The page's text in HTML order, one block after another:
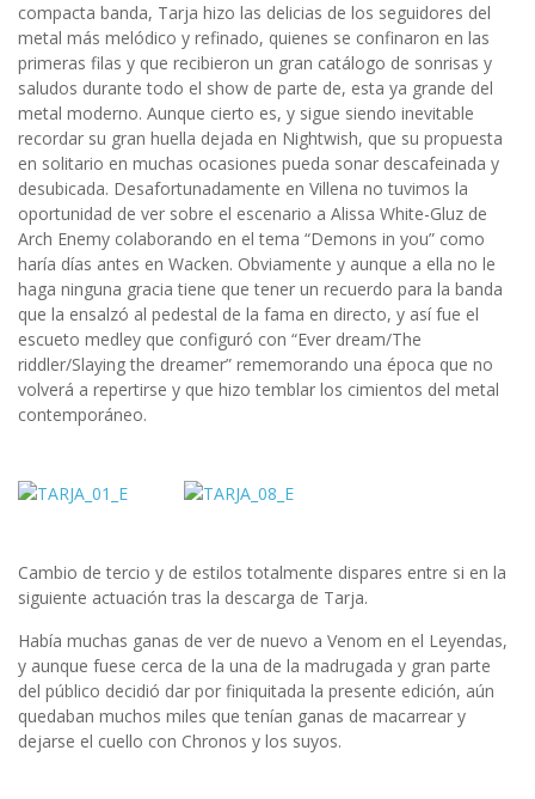
compacta banda, Tarja hizo las delicias de los seguidores del
metal más melódico y refinado, quienes se confinaron en las
primeras filas y que recibieron un gran catálogo de sonrisas y
saludos durante todo el show de parte de, esta ya grande del
metal moderno. Aunque cierto es, y sigue siendo inevitable
recordar su gran huella dejada en Nightwish, que su propuesta
en solitario en muchas ocasiones pueda sonar descafeinada y
desubicada. Desafortunadamente en Villena no tuvimos la
oportunidad de ver sobre el escenario a Alissa White-Gluz de
Arch Enemy colaborando en el tema “Demons in you” como
haría días antes en Wacken. Obviamente y aunque a ella no le
haga ninguna gracia tiene que tener un recuerdo para la banda
que la ensalzó al pedestal de la fama en directo, y así fue el
escueto medley que configuró con “Ever dream/The
riddler/Slaying the dreamer” rememorando una época que no
volverá a repertirse y que hizo temblar los cimientos del metal
contemporáneo.
Cambio de tercio y de estilos totalmente dispares entre si en la
siguiente actuación tras la descarga de Tarja.
Había muchas ganas de ver de nuevo a Venom en el Leyendas,
y aunque fuese cerca de la una de la madrugada y gran parte
del público decidió dar por finiquitada la presente edición, aún
quedaban muchos miles que tenían ganas de macarrear y
dejarse el cuello con Chronos y los suyos.